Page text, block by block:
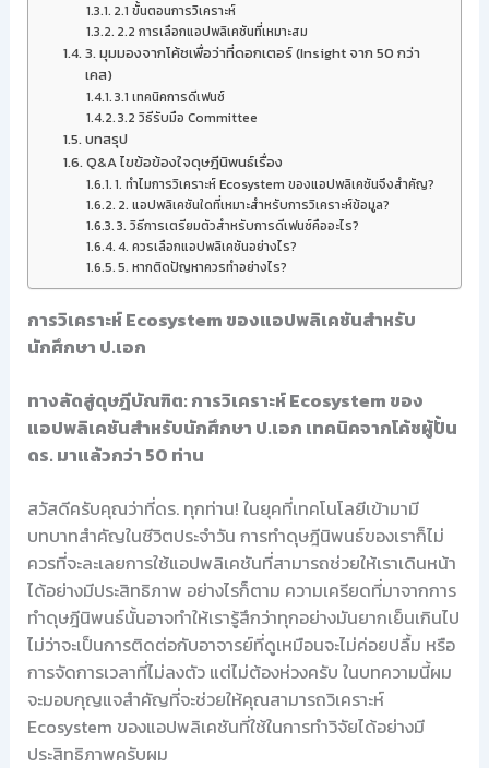
2.1 ขั้นตอนการวิเคราะห์
2.2 การเลือกแอปพลิเคชันที่เหมาะสม
3. มุมมองจากโค้ชเพื่อว่าที่ดอกเตอร์ (Insight จาก 50 กว่า
เคส)
3.1 เทคนิคการดีเฟนซ์
3.2 วิธีรับมือ Committee
บทสรุป
Q&A ไขข้อข้องใจดุษฎีนิพนธ์เรื่อง
1. ทำไมการวิเคราะห์ Ecosystem ของแอปพลิเคชันจึงสำคัญ?
2. แอปพลิเคชันใดที่เหมาะสำหรับการวิเคราะห์ข้อมูล?
3. วิธีการเตรียมตัวสำหรับการดีเฟนซ์คืออะไร?
4. ควรเลือกแอปพลิเคชันอย่างไร?
5. หากติดปัญหาควรทำอย่างไร?
การวิเคราะห์ Ecosystem ของแอปพลิเคชันสำหรับ
นักศึกษา ป.เอก
ทางลัดสู่ดุษฎีบัณฑิต: การวิเคราะห์ Ecosystem ของ
แอปพลิเคชันสำหรับนักศึกษา ป.เอก เทคนิคจากโค้ชผู้ปั้น
ดร. มาแล้วกว่า 50 ท่าน
สวัสดีครับคุณว่าที่ดร. ทุกท่าน! ในยุคที่เทคโนโลยีเข้ามามี
บทบาทสำคัญในชีวิตประจำวัน การทำดุษฎีนิพนธ์ของเราก็ไม่
ควรที่จะละเลยการใช้แอปพลิเคชันที่สามารถช่วยให้เราเดินหน้า
ได้อย่างมีประสิทธิภาพ อย่างไรก็ตาม ความเครียดที่มาจากการ
ทำดุษฎีนิพนธ์นั้นอาจทำให้เรารู้สึกว่าทุกอย่างมันยากเย็นเกินไป
ไม่ว่าจะเป็นการติดต่อกับอาจารย์ที่ดูเหมือนจะไม่ค่อยปลื้ม หรือ
การจัดการเวลาที่ไม่ลงตัว แต่ไม่ต้องห่วงครับ ในบทความนี้ผม
จะมอบกุญแจสำคัญที่จะช่วยให้คุณสามารถวิเคราะห์
Ecosystem ของแอปพลิเคชันที่ใช้ในการทำวิจัยได้อย่างมี
ประสิทธิภาพครับผม